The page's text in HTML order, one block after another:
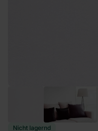
Nicht lagernd